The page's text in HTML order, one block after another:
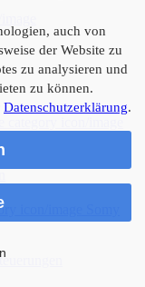
auch von
der Website zu
zu analysieren und
zu können.
Datenschutzerklärung.